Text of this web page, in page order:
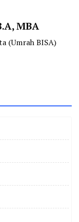
MBA
(Umrah BISA)